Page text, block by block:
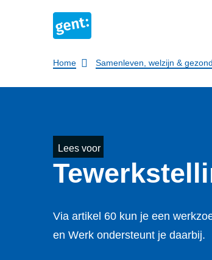
Breadcrumb
Home Samenleven, welzijn &
Lees voor
Via artikel 60 kun je een
en Werk ondersteunt je daarbij.